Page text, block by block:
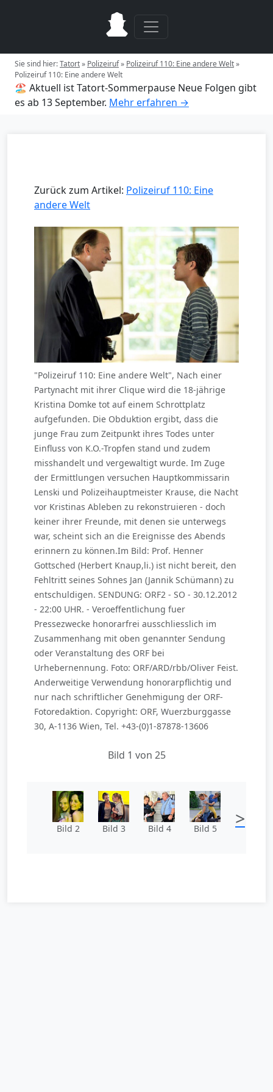
Sie sind hier:Tatort» Polizeiruf» Polizeiruf 110: Eine andere Welt»
Polizeiruf 110: Eine andere Welt
🏖️ Aktuell ist Tatort-Sommerpause Neue Folgen gibt
es ab 13 September. Mehr erfahren →
Zurück zum Artikel: Polizeiruf 110: Eine
andere Welt
"Polizeiruf 110: Eine andere Welt", Nach einer
Partynacht mit ihrer Clique wird die 18-jährige
Kristina Domke tot auf einem Schrottplatz
aufgefunden. Die Obduktion ergibt, dass die
junge Frau zum Zeitpunkt ihres Todes unter
Einfluss von K.O.-Tropfen stand und zudem
misshandelt und vergewaltigt wurde. Im Zuge
der Ermittlungen versuchen Hauptkommissarin
Lenski und Polizeihauptmeister Krause, die Nacht
vor Kristinas Ableben zu rekonstruieren - doch
keiner ihrer Freunde, mit denen sie unterwegs
war, scheint sich an die Ereignisse des Abends
erinnern zu können.Im Bild: Prof. Henner
Gottsched (Herbert Knaup,li.) ist nicht bereit, den
Fehltritt seines Sohnes Jan (Jannik Schümann) zu
entschuldigen. SENDUNG: ORF2 - SO - 30.12.2012
- 22:00 UHR. - Veroeffentlichung fuer
Pressezwecke honorarfrei ausschliesslich im
Zusammenhang mit oben genannter Sendung
oder Veranstaltung des ORF bei
Urhebernennung. Foto: ORF/ARD/rbb/Oliver Feist.
Anderweitige Verwendung honorarpflichtig und
nur nach schriftlicher Genehmigung der ORF-
Fotoredaktion. Copyright: ORF, Wuerzburggasse
30, A-1136 Wien, Tel. +43-(0)1-87878-13606
Bild 1 von 25
Bild 2 Bild 3 Bild 4 Bild 5 >